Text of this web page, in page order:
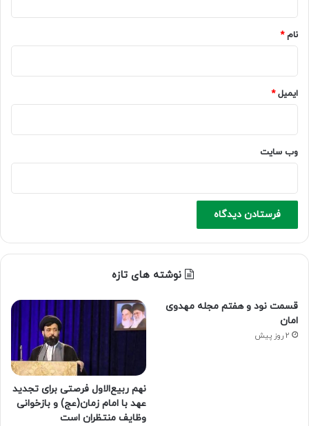
نام*
ایمیل*
وب‌ سایت
نوشته های تازه
قسمت نود و هفتم مجله مهدوی
امان
2 روز پیش
نهم ربیع‌الاول فرصتی برای تجدید
عهد با امام زمان(عج) و بازخوانی
وظایف منتظران است